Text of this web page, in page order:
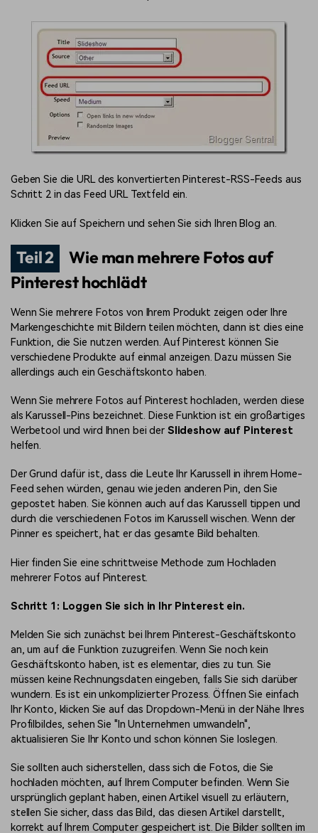
Geben Sie die URL des konvertierten Pinterest-RSS-Feeds aus
Schritt 2 in das Feed URL Textfeld ein.
Klicken Sie auf Speichern und sehen Sie sich Ihren Blog an.
Teil 2
Wie man mehrere Fotos auf
Pinterest hochlädt
Wenn Sie mehrere Fotos von Ihrem Produkt zeigen oder Ihre
Markengeschichte mit Bildern teilen möchten, dann ist dies eine
Funktion, die Sie nutzen werden. Auf Pinterest können Sie
verschiedene Produkte auf einmal anzeigen. Dazu müssen Sie
allerdings auch ein Geschäftskonto haben.
Wenn Sie mehrere Fotos auf Pinterest hochladen, werden diese
als Karussell-Pins bezeichnet. Diese Funktion ist ein großartiges
Werbetool und wird Ihnen bei der Slideshow auf Pinterest
helfen.
Der Grund dafür ist, dass die Leute Ihr Karussell in ihrem Home-
Feed sehen würden, genau wie jeden anderen Pin, den Sie
gepostet haben. Sie können auch auf das Karussell tippen und
durch die verschiedenen Fotos im Karussell wischen. Wenn der
Pinner es speichert, hat er das gesamte Bild behalten.
Hier finden Sie eine schrittweise Methode zum Hochladen
mehrerer Fotos auf Pinterest.
Schritt 1: Loggen Sie sich in Ihr Pinterest ein.
Melden Sie sich zunächst bei Ihrem Pinterest-Geschäftskonto
an, um auf die Funktion zuzugreifen. Wenn Sie noch kein
Geschäftskonto haben, ist es elementar, dies zu tun. Sie
müssen keine Rechnungsdaten eingeben, falls Sie sich darüber
wundern. Es ist ein unkomplizierter Prozess. Öffnen Sie einfach
Ihr Konto, klicken Sie auf das Dropdown-Menü in der Nähe Ihres
Profilbildes, sehen Sie "In Unternehmen umwandeln",
aktualisieren Sie Ihr Konto und schon können Sie loslegen.
Sie sollten auch sicherstellen, dass sich die Fotos, die Sie
hochladen möchten, auf Ihrem Computer befinden. Wenn Sie
ursprünglich geplant haben, einen Artikel visuell zu erläutern,
stellen Sie sicher, dass das Bild, das diesen Artikel darstellt,
korrekt auf Ihrem Computer gespeichert ist. Die Bilder sollten im